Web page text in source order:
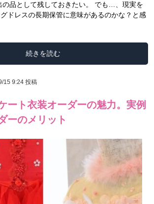
の品として残しておきたい。 でも…、現実を
ドレスの長期保管に意味があるのかな？と感
続きを読む
15 9:24 投稿
ート衣装オーダーの魅力。実例
ーのメリット